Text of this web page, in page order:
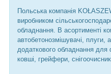
Польська компанія
виробником
обладнання. В асортименті
автобетонозмішувачі, плуги,
додаткового обладнання для
ковші, грейфери,